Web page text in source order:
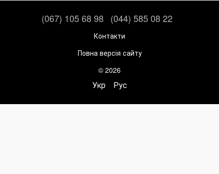
(067) 105 68 98 (044) 585 08 22
Контакти
Повна версія сайту
© 2026
Укр Рус